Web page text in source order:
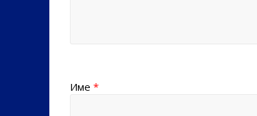
Име *